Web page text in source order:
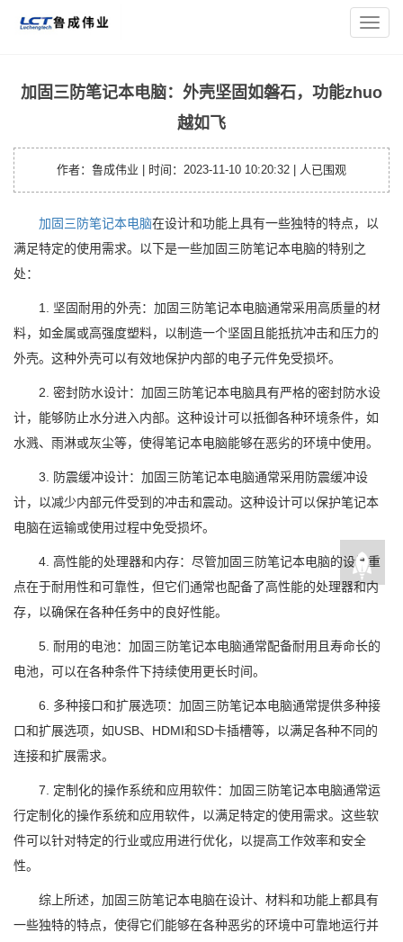
导
航
您的位置：主页
> 加固三防笔记本电脑：外壳
加固三防笔记本电脑：外壳坚固如磐石，功能zhuo
越如飞
作者：鲁成伟业 | 时间：2023-11-10 10:20:32 | 人已围观
加固三防笔记本电脑在设计和功能上具有一些独特的特点，以
满足特定的使用需求。以下是一些加固三防笔记本电脑的特别之
处：
1. 坚固耐用的外壳：加固三防笔记本电脑通常采用高质量的材
料，如金属或高强度塑料，以制造一个坚固且能抵抗冲击和压力的
外壳。这种外壳可以有效地保护内部的电子元件免受损坏。
2. 密封防水设计：加固三防笔记本电脑具有严格的密封防水设
计，能够防止水分进入内部。这种设计可以抵御各种环境条件，如
水溅、雨淋或灰尘等，使得笔记本电脑能够在恶劣的环境中使用。
3. 防震缓冲设计：加固三防笔记本电脑通常采用防震缓冲设
计，以减少内部元件受到的冲击和震动。这种设计可以保护笔记本
电脑在运输或使用过程中免受损坏。
4. 高性能的处理器和内存：尽管加固三防笔记本电脑的设计重
点在于耐用性和可靠性，但它们通常也配备了高性能的处理器和内
存，以确保在各种任务中的良好性能。
5. 耐用的电池：加固三防笔记本电脑通常配备耐用且寿命长的
电池，可以在各种条件下持续使用更长时间。
6. 多种接口和扩展选项：加固三防笔记本电脑通常提供多种接
口和扩展选项，如USB、HDMI和SD卡插槽等，以满足各种不同的
连接和扩展需求。
7. 定制化的操作系统和应用软件：加固三防笔记本电脑通常运
行定制化的操作系统和应用软件，以满足特定的使用需求。这些软
件可以针对特定的行业或应用进行优化，以提高工作效率和安全
性。
综上所述，加固三防笔记本电脑在设计、材料和功能上都具有
一些独特的特点，使得它们能够在各种恶劣的环境中可靠地运行并